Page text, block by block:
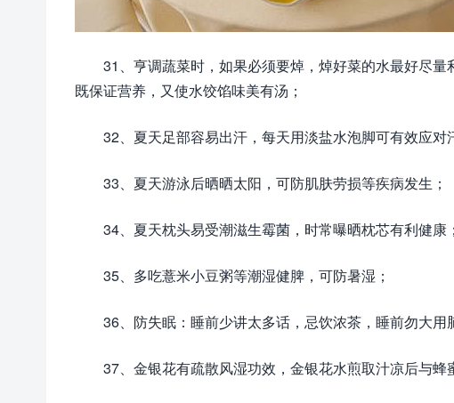
31、亨调蔬菜时，如果必须要焯，焯好菜的水最好尽
既保证营养，又使水饺馅味美有汤；
32、夏天足部容易出汗，每天用淡盐水泡脚可有效应对
33、夏天游泳后晒晒太阳，可防肌肤劳损等疾病发生；
34、夏天枕头易受潮滋生霉菌，时常曝晒枕芯有利健康；
35、多吃薏米小豆粥等潮湿健脾，可防暑湿；
36、防失眠：睡前少讲太多话，忌饮浓茶，睡前勿大用
37、金银花有疏散风湿功效，金银花水煎取汁凉后与蜂